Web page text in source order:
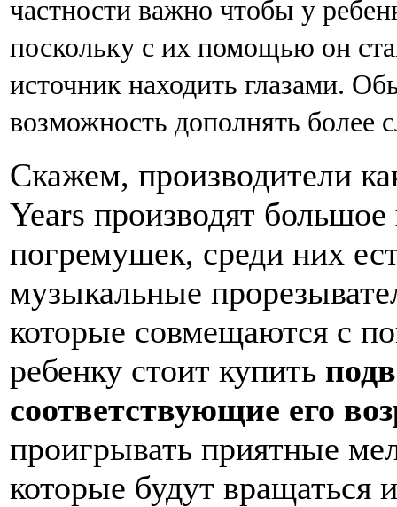
частности важно чтобы у
поскольку с их помощью он
источник находить глазами.
возможность дополнять более
Скажем, производители
Years производят
погремушек, среди них
музыкальные
которые совмещаются с
ребенку стоит купить
соответствующие его
проигрывать приятные
которые будут вращаться